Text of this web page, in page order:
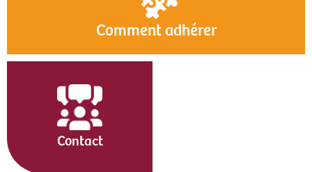
Comment adhérer
Contact